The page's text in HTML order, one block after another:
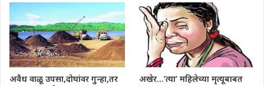
अवैध वाळू उपसा,दोघांवर गुन्हा,तर
अखेर…’त्या’ महिलेच्या मृत्यूबाबत